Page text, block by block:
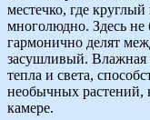
местечко, где
многолюдно. Здесь не
гармонично делят
засушливый. Влажная
тепла и света,
необычных растений,
камере.